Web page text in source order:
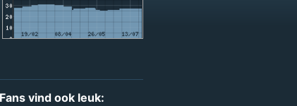
Fans vind ook leuk: